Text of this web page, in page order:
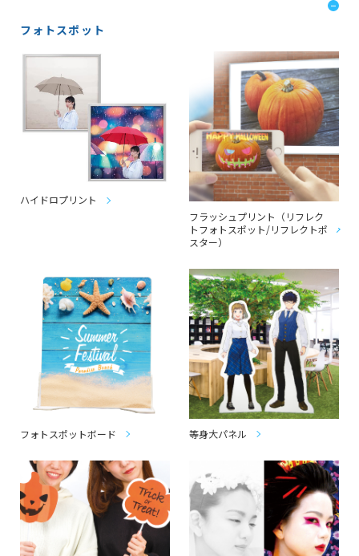
フォトスポット
ハイドロプリント
フラッシュプリント（リフレク
トフォトスポット/リフレクトポ
スター）
フォトスポットボード 等身大パネル